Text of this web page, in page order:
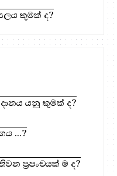
කුමක් ද?
යනු කුමක් ද?
...?
ප්‍රපංචයක් ම ද?